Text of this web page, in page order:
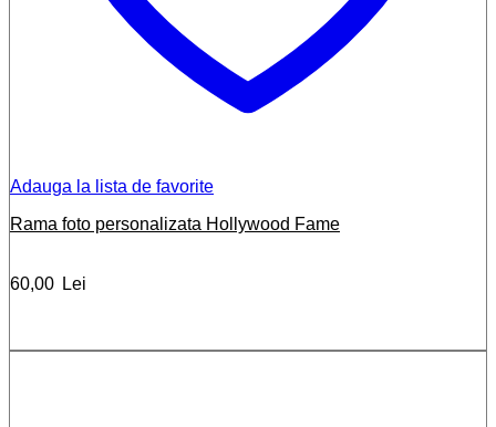
Adauga la lista de favorite
Rama foto personalizata Hollywood Fame
60,00 Lei